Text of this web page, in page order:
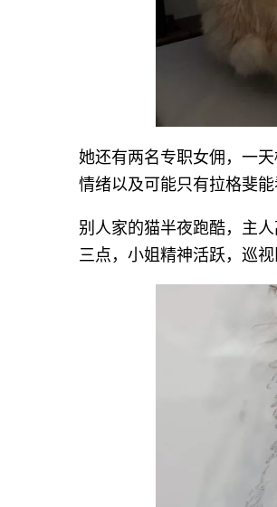
她还有两名专职女佣，一
情绪以及可能只有拉格斐能
别人家的猫半夜跑酷，主
三点，小姐精神活跃，巡视